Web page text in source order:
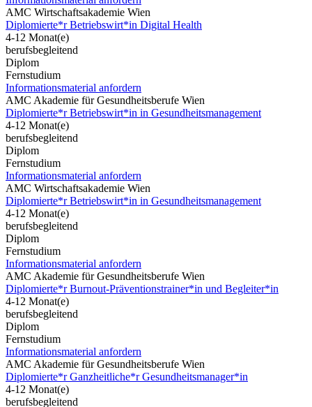
AMC Wirtschaftsakademie Wien
Diplomierte*r Betriebswirt*in Digital Health
4-12 Monat(e)
berufsbegleitend
Diplom
Fernstudium
Informationsmaterial anfordern
AMC Akademie für Gesundheitsberufe Wien
Diplomierte*r Betriebswirt*in in Gesundheitsmanagement
4-12 Monat(e)
berufsbegleitend
Diplom
Fernstudium
Informationsmaterial anfordern
AMC Wirtschaftsakademie Wien
Diplomierte*r Betriebswirt*in in Gesundheitsmanagement
4-12 Monat(e)
berufsbegleitend
Diplom
Fernstudium
Informationsmaterial anfordern
AMC Akademie für Gesundheitsberufe Wien
Diplomierte*r Burnout-Präventionstrainer*in und Begleiter*in
4-12 Monat(e)
berufsbegleitend
Diplom
Fernstudium
Informationsmaterial anfordern
AMC Akademie für Gesundheitsberufe Wien
Diplomierte*r Ganzheitliche*r Gesundheitsmanager*in
4-12 Monat(e)
berufsbegleitend